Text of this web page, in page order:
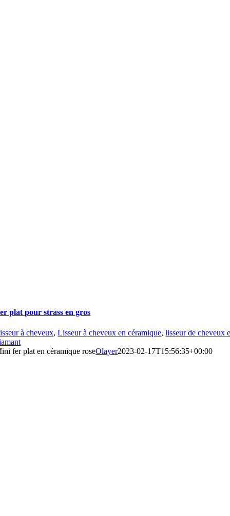
plat pour strass en gros
à cheveux,Lisseur à cheveux en céramique,lisseur de cheveux
fer plat en céramique roseOlayer2023-02-17T15:56:35+00:00